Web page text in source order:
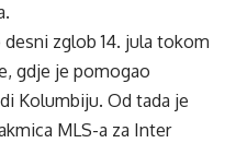
zglob 14. jula tokom
gdje je pomogao
Kolumbiju. Od tada je
MLS-a za Inter